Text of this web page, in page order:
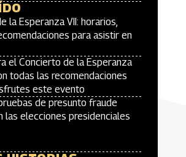
la Esperanza VII: horarios,
para asistir en
el Concierto de la Esperanza
todas las recomendaciones
este evento
de presunto fraude
las elecciones presidenciales